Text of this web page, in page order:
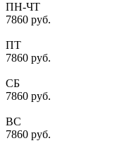
ПН-ЧТ
7860 руб.
ПТ
7860 руб.
СБ
7860 руб.
ВС
7860 руб.